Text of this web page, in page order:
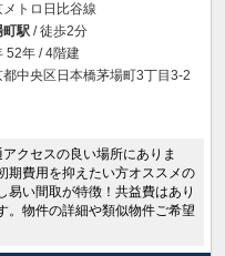
メトロ日比谷線
町駅 / 徒歩2分
52年 / 4階建
都中央区日本橋茅場町3丁目3-2
クセスの良い場所にありま
期費用を抑えたい方オススメの
易い間取が特徴！共益費はあり
。物件の詳細や類似物件ご希望